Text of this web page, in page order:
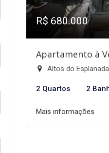
R$ 680.000
Apartamento à
Altos do
2 Quartos 2
Mais informações